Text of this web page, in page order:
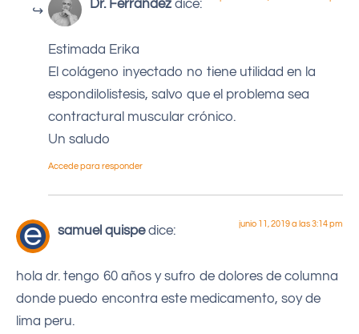
Dr. Ferrández dice:
Estimada Erika
El colágeno inyectado no tiene utilidad en la
espondilolistesis, salvo que el problema sea
contractural muscular crónico.
Un saludo
Accede para responder
samuel quispe dice: junio 11, 2019 a las 3:14 pm
hola dr. tengo 60 años y sufro de dolores de columna
donde puedo encontra este medicamento, soy de
lima peru.